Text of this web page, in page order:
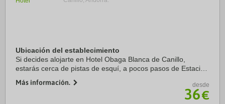
Ubicación del establecimiento
Si decides alojarte en Hotel Obaga Blanca de Canillo,
estarás cerca de pistas de esquí, a pocos pasos de Estación
de Gel (pista de hielo y piscina). ...
Más información. desde
36€